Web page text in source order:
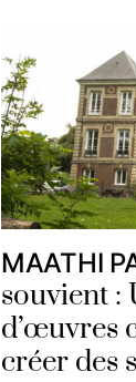
MAATHI
souvient :
d’œuvres
créer des